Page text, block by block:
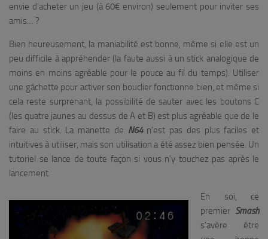
envie d’acheter un jeu (à 60€ environ) seulement pour inviter ses
amis… ?
Bien heureusement, la maniabilité est bonne, même si elle est un
peu difficile à appréhender (la faute aussi à un stick analogique de
moins en moins agréable pour le pouce au fil du temps). Utiliser
une gâchette pour activer son bouclier fonctionne bien, et même si
cela reste surprenant, la possibilité de sauter avec les boutons C
(les quatre jaunes au dessus de A et B) est plus agréable que de le
faire au stick. La manette de N64n’est pas des plus faciles et
intuitives à utiliser, mais son utilisation a été assez bien pensée. Un
tutoriel se lance de toute façon si vous n’y touchez pas après le
lancement.
En soi, ce
premier Smash
s’avère être